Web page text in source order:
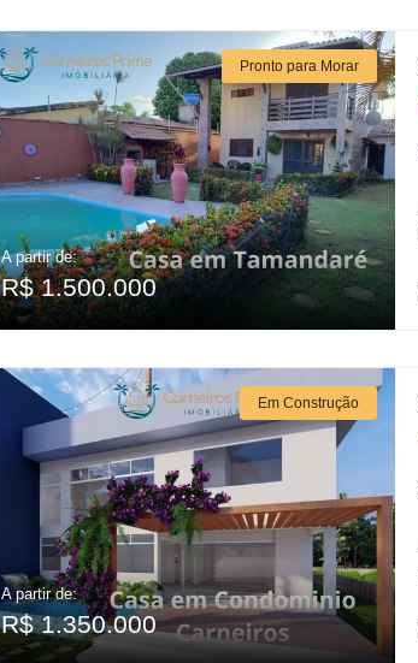
Pronto para Morar
A partir de:
R$ 1.500.000
Em Construção
A partir de:
R$ 1.350.000